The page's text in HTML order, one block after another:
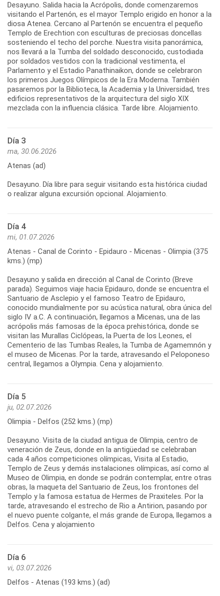
Desayuno. Salida hacia la Acrópolis, donde comenzaremos
visitando el Partenón, es el mayor Templo erigido en honor a la
diosa Atenea. Cercano al Partenón se encuentra el pequeño
Templo de Erechtion con esculturas de preciosas doncellas
sosteniendo el techo del porche. Nuestra visita panorámica,
nos llevará a la Tumba del soldado desconocido, custodiada
por soldados vestidos con la tradicional vestimenta, el
Parlamento y el Estadio Panathinaikon, donde se celebraron
los primeros Juegos Olímpicos de la Era Moderna. También
pasaremos por la Biblioteca, la Academia y la Universidad, tres
edificios representativos de la arquitectura del siglo XIX
Día 3
ma, 30.06.2026
Atenas (ad)
Desayuno. Día libre para seguir visitando esta histórica ciudad
Día 4
mi, 01.07.2026
Atenas - Canal de Corinto - Epidauro - Micenas - Olimpia (375
kms.) (mp)
Desayuno y salida en dirección al Canal de Corinto (Breve
parada). Seguimos viaje hacia Epidauro, donde se encuentra el
Santuario de Asclepio y el famoso Teatro de Epidauro,
conocido mundialmente por su acústica natural, obra única del
siglo IV a.C. A continuación, llegamos a Micenas, una de las
acrópolis más famosas de la época prehistórica, donde se
visitan las Murallas Ciclópeas, la Puerta de los Leones, el
Cementerio de las Tumbas Reales, la Tumba de Agamemnón y
el museo de Micenas. Por la tarde, atravesando el Peloponeso
Día 5
ju, 02.07.2026
Olimpia - Delfos (252 kms.) (mp)
Desayuno. Visita de la ciudad antigua de Olimpia, centro de
veneración de Zeus, donde en la antigüedad se celebraban
cada 4 años competiciones olímpicas, Visita al Estadio,
Templo de Zeus y demás instalaciones olímpicas, así como al
Museo de Olimpia, en donde se podrán contemplar, entre otras
obras, la maqueta del Santuario de Zeus, los frontones del
Templo y la famosa estatua de Hermes de Praxiteles. Por la
tarde, atravesando el estrecho de Rio a Antirion, pasando por
el nuevo puente colgante, el más grande de Europa, llegamos a
Día 6
vi, 03.07.2026
Delfos - Atenas (193 kms.) (ad)